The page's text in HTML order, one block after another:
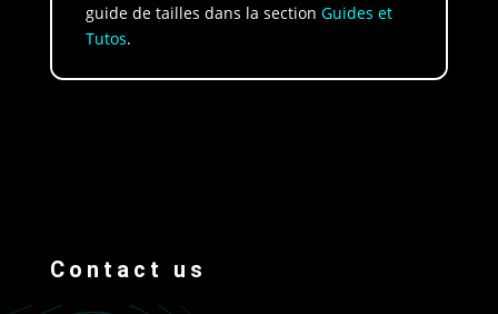
guide de tailles dans la section Guides et
Tutos.
Contact us